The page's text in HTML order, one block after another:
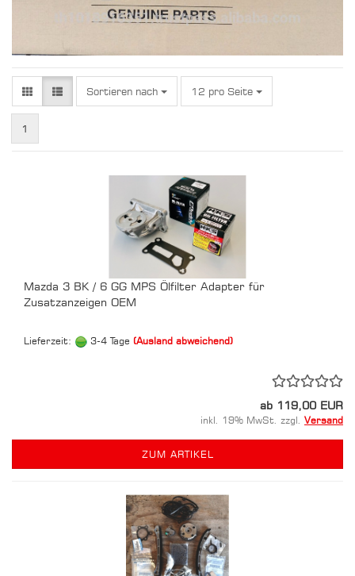
Sortieren nach
Sortieren nach 12 pro Seite
pro Seite
1
Mazda 3 BK / 6 GG MPS Ölfilter Adapter für
Zusatzanzeigen OEM
Lieferzeit: 3-4 Tage (Ausland abweichend)
ab 119,00 EUR
inkl. 19% MwSt. zzgl. Versand
ZUM ARTIKEL